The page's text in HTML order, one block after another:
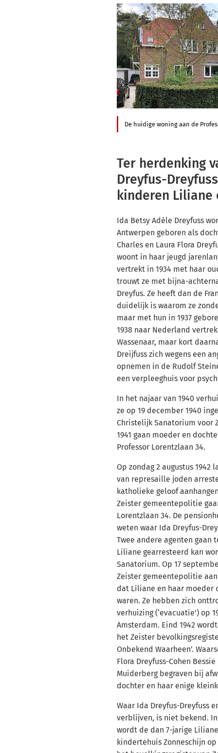
De huidige woning aan de
Ter herdenking
Dreyfus-
kinderen Liliane
Ida Betsy Adèle Dreyfuss
Antwerpen geboren als
Charles en Laura Flora
woont in haar jeugd
vertrekt in 1934 met haar
trouwt ze met bijna-
Dreyfus. Ze heeft dan de
duidelijk is waarom ze
maar met hun in 1937
1938 naar Nederland
Wassenaar, maar kort
Dreijfuss zich wegens een
opnemen in de Rudolf
een verpleeghuis voor
In het najaar van 1940
ze op 19 december 1940
Christelijk Sanatorium voor
1941 gaan moeder en
Professor Lorentzlaan 34.
Op zondag 2 augustus
van represaille joden
katholieke geloof
Zeister gemeentepolitie
Lorentzlaan 34. De
weten waar Ida Dreyfus-
Twee andere agenten gaan
Liliane gearresteerd kan
Sanatorium. Op 17
Zeister gemeentepolitie
dat Liliane en haar moeder
waren. Ze hebben zich
verhuizing (‘evacuatie’) op
Amsterdam. Eind 1942 wordt
het Zeister
Onbekend Waarheen’.
Flora Dreyfuss-Cohen
Muiderberg begraven bij
dochter en haar enige
Waar Ida Dreyfus-Dreyfuss
verblijven, is niet bekend.
wordt de dan 7-jarige
kindertehuis Zonneschijn op